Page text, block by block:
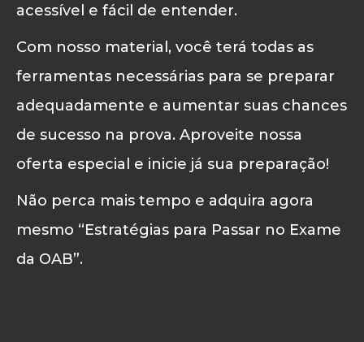
acessível e fácil de entender.
Com nosso material, você terá todas as
ferramentas necessárias para se preparar
adequadamente e aumentar suas chances
de sucesso na prova. Aproveite nossa
oferta especial e inicie já sua preparação!
Não perca mais tempo e adquira agora
mesmo “Estratégias para Passar no Exame
da OAB”.